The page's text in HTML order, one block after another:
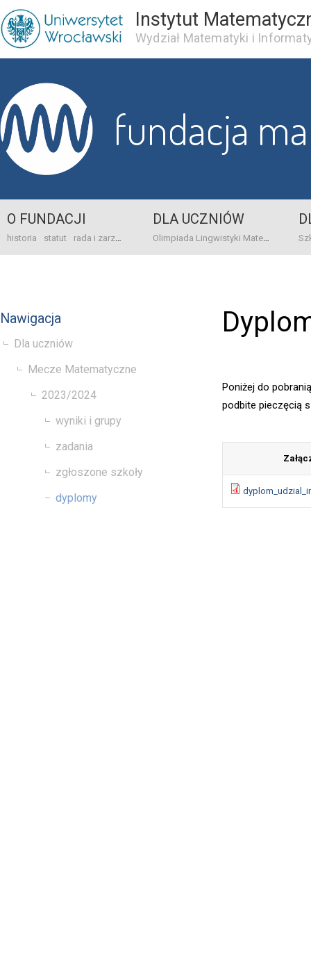
Instytut
Wydział Matematyki i
fundacja
O FUNDACJI
historia statut rada i zarząd dane bankowo-adresowe kontakt
DLA UCZNIÓW
Olimpiada Lingwistyki Matematycznej
Nawigacja
Dla uczniów
Mecze Matematyczne
2023/2024
wyniki i grupy
zadania
zgłoszone szkoły
dyplomy
Poniżej do
podbite pieczęcią